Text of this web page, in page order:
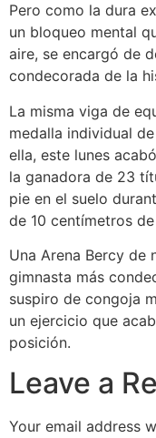
Pero como la dura
un bloqueo mental
aire, se encargó de
condecorada de la
La misma viga de
medalla individual
ella, este lunes
la ganadora de 23
pie en el suelo
de 10 centímetros
Una Arena Bercy de
gimnasta más
suspiro de congoja
un ejercicio que
posición.
Leave a
Your email address